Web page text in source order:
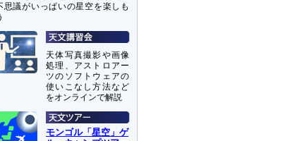
思議がいっぱいの星空を楽しも
天体写真撮影や画像
処理、アストロアー
ツのソフトウェアの
使いこなし方法など
をオンラインで解説
モンゴル「星空」ゲ